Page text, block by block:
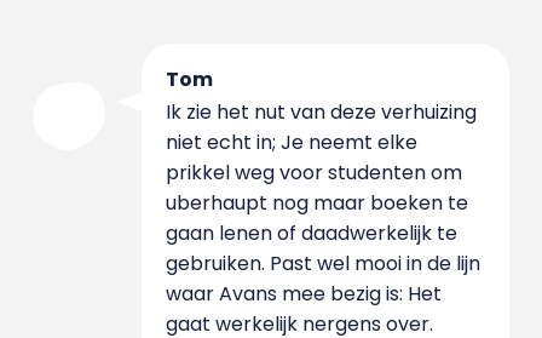
Tom
Ik zie het nut van deze verhuizing
niet echt in; Je neemt elke
prikkel weg voor studenten om
uberhaupt nog maar boeken te
gaan lenen of daadwerkelijk te
gebruiken. Past wel mooi in de lijn
waar Avans mee bezig is: Het
gaat werkelijk nergens over.